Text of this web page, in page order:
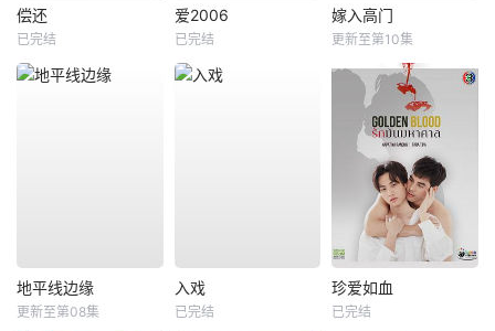
偿还
已完结
爱2006
已完结
嫁入高门
更新至第10集
地平线边缘
更新至第08集
入戏
已完结
珍爱如血
已完结